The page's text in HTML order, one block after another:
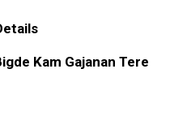
Kam Gajanan Tere